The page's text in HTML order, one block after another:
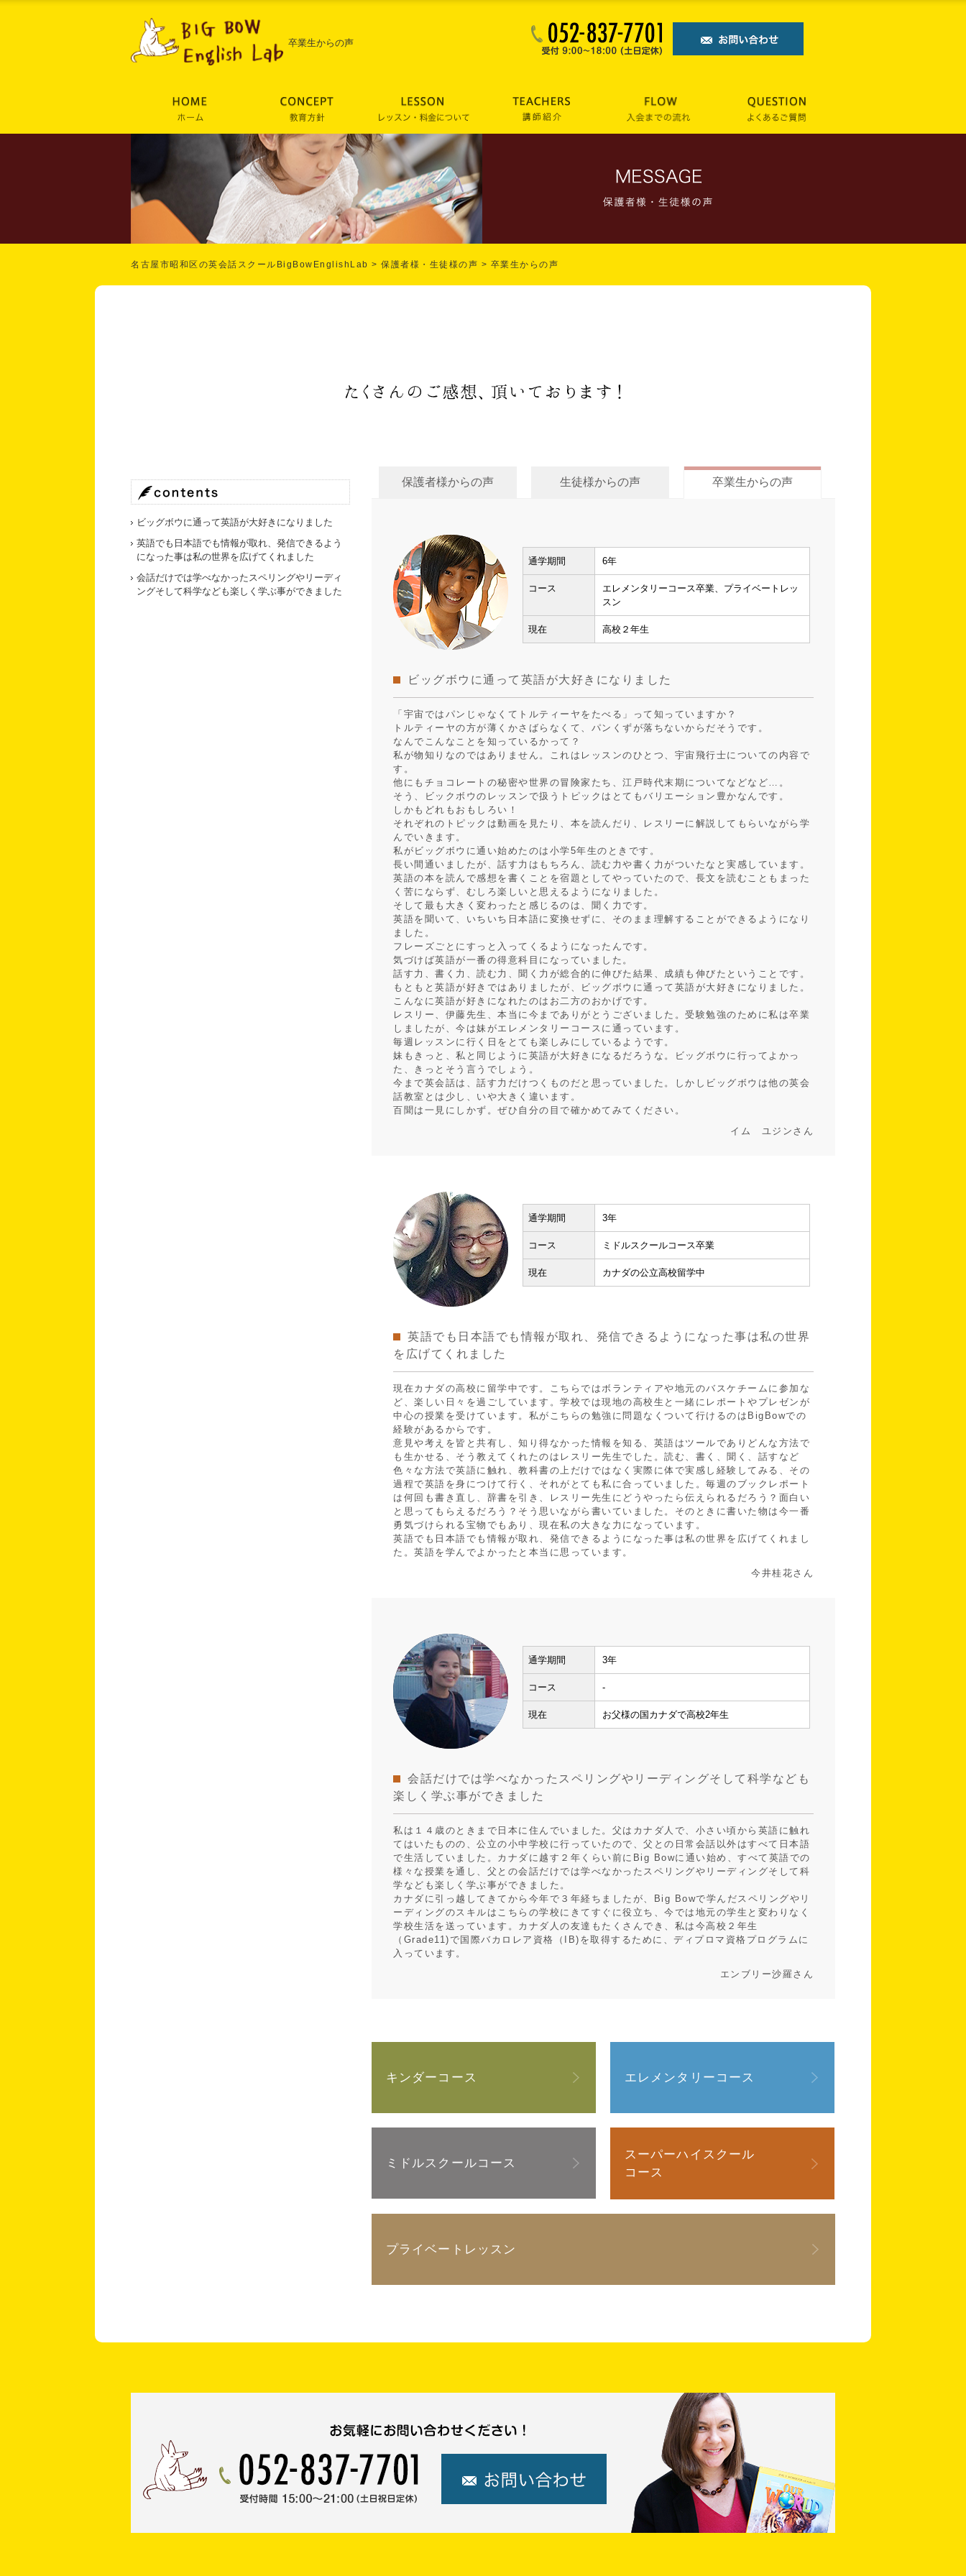
卒業生からの声
名古屋市昭和区の英会話スクールBigBowEnglishLab > 保護者様・生徒様の声 > 卒業生からの声
保護者様からの声 生徒様からの声 卒業生からの声
通学期間 6年
コース
エレメンタリーコース卒業、プライベートレッ
スン
現在 高校２年生
ビッグボウに通って英語が大好きになりました
「宇宙ではパンじゃなくてトルティーヤをたべる」って知っていますか？
トルティーヤの方が薄くかさばらなくて、パンくずが落ちないからだそうです。
なんでこんなことを知っているかって？
私が物知りなのではありません。これはレッスンのひとつ、宇宙飛行士についての内容で
す。
他にもチョコレートの秘密や世界の冒険家たち、江戸時代末期についてなどなど…。
そう、ビックボウのレッスンで扱うトピックはとてもバリエーション豊かなんです。
しかもどれもおもしろい！
それぞれのトピックは動画を見たり、本を読んだり、レスリーに解説してもらいながら学
んでいきます。
私がビッグボウに通い始めたのは小学5年生のときです。
長い間通いましたが、話す力はもちろん、読む力や書く力がついたなと実感しています。
英語の本を読んで感想を書くことを宿題としてやっていたので、長文を読むこともまった
く苦にならず、むしろ楽しいと思えるようになりました。
そして最も大きく変わったと感じるのは、聞く力です。
英語を聞いて、いちいち日本語に変換せずに、そのまま理解することができるようになり
ました。
フレーズごとにすっと入ってくるようになったんです。
気づけば英語が一番の得意科目になっていました。
話す力、書く力、読む力、聞く力が総合的に伸びた結果、成績も伸びたということです。
もともと英語が好きではありましたが、ビッグボウに通って英語が大好きになりました。
こんなに英語が好きになれたのはお二方のおかげです。
レスリー、伊藤先生、本当に今までありがとうございました。受験勉強のために私は卒業
しましたが、今は妹がエレメンタリーコースに通っています。
毎週レッスンに行く日をとても楽しみにしているようです。
妹もきっと、私と同じように英語が大好きになるだろうな。ビッグボウに行ってよかっ
た、きっとそう言うでしょう。
今まで英会話は、話す力だけつくものだと思っていました。しかしビッグボウは他の英会
話教室とは少し、いや大きく違います。
百聞は一見にしかず。ぜひ自分の目で確かめてみてください。
イム ユジンさん
通学期間 3年
コース ミドルスクールコース卒業
現在 カナダの公立高校留学中
英語でも日本語でも情報が取れ、発信できるようになった事は私の世界
を広げてくれました
現在カナダの高校に留学中です。こちらではボランティアや地元のバスケチームに参加な
ど、楽しい日々を過ごしています。学校では現地の高校生と一緒にレポートやプレゼンが
中心の授業を受けています。私がこちらの勉強に問題なくついて行けるのはBigBowでの
経験があるからです。
意見や考えを皆と共有し、知り得なかった情報を知る、英語はツールでありどんな方法で
も生かせる、そう教えてくれたのはレスリー先生でした。読む、書く、聞く、話すなど
色々な方法で英語に触れ、教科書の上だけではなく実際に体で実感し経験してみる、その
過程で英語を身につけて行く、それがとても私に合っていました。毎週のブックレポート
は何回も書き直し、辞書を引き、レスリー先生にどうやったら伝えられるだろう？面白い
と思ってもらえるだろう？そう思いながら書いていました。そのときに書いた物は今一番
勇気づけられる宝物でもあり、現在私の大きな力になっています。
英語でも日本語でも情報が取れ、発信できるようになった事は私の世界を広げてくれまし
た。英語を学んでよかったと本当に思っています。
今井桂花さん
通学期間 3年
コース -
現在 お父様の国カナダで高校2年生
会話だけでは学べなかったスペリングやリーディングそして科学なども
楽しく学ぶ事ができました
私は１４歳のときまで日本に住んでいました。父はカナダ人で、小さい頃から英語に触れ
てはいたものの、公立の小中学校に行っていたので、父との日常会話以外はすべて日本語
で生活していました。カナダに越す２年くらい前にBig Bowに通い始め、すべて英語での
様々な授業を通し、父との会話だけでは学べなかったスペリングやリーディングそして科
学なども楽しく学ぶ事ができました。
カナダに引っ越してきてから今年で３年経ちましたが、Big Bowで学んだスペリングやリ
ーディングのスキルはこちらの学校にきてすぐに役立ち、今では地元の学生と変わりなく
学校生活を送っています。カナダ人の友達もたくさんでき、私は今高校２年生
（Grade11)で国際バカロレア資格（IB)を取得するために、ディプロマ資格プログラムに
入っています。
エンブリー沙羅さん
キンダーコース エレメンタリーコース
ミドルスクールコース
スーパーハイスクール
コース
プライベートレッスン
ビッグボウに通って英語が大好きになりました
英語でも日本語でも情報が取れ、発信できるよう
になった事は私の世界を広げてくれました
会話だけでは学べなかったスペリングやリーディ
ングそして科学なども楽しく学ぶ事ができました